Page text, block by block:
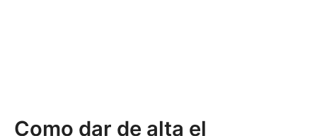
Como dar de alta el